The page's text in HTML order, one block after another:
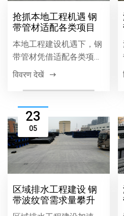
抢抓本地工程机遇 钢
带管材适配各类项目
本地工程建设机遇下，钢
带管材凭借适配各类项目
的优势，广泛应用于市政
力本地工程高效推进。
विवरण देखें
23
05
区域排水工程建设 钢
带波纹管需求量攀升